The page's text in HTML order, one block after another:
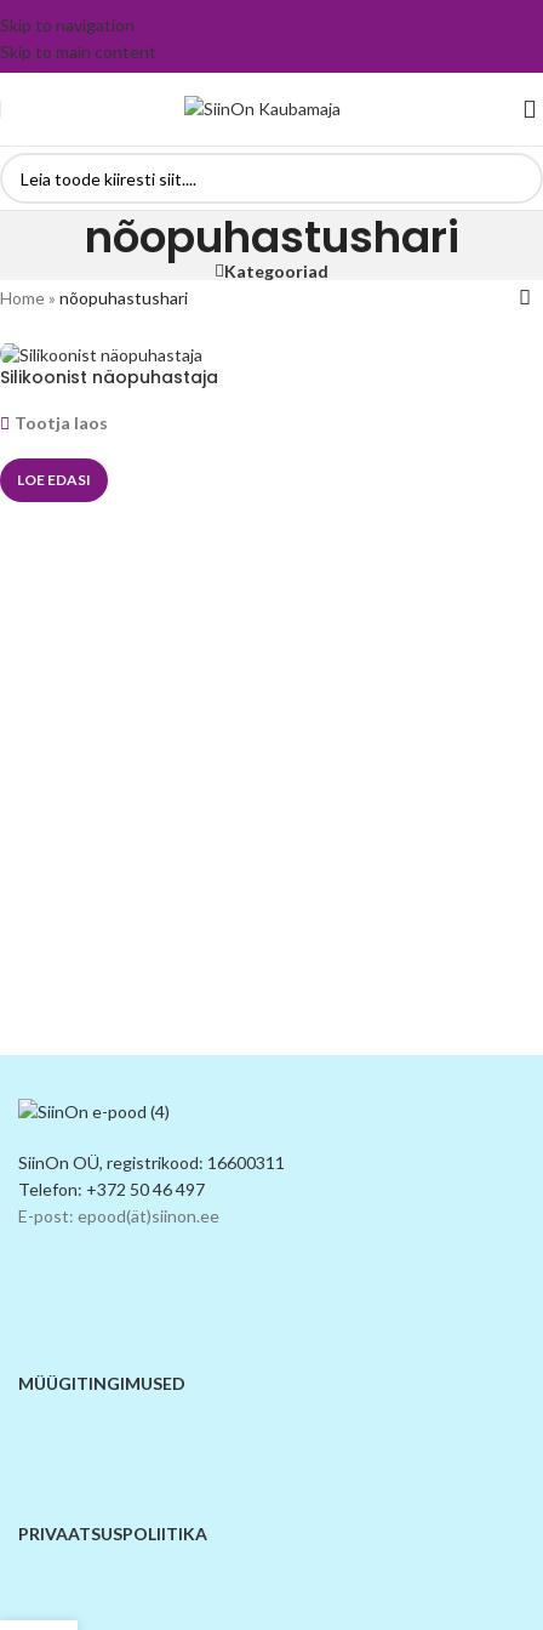
Skip to navigation
Skip to main content
nõopuhastushari
Kategooriad
Home» nõopuhastushari
Silikoonist näopuhastaja
Tootja laos
LOE EDASI
SiinOn OÜ, registrikood: 16600311
Telefon: +372 50 46 497
E-post: epood(ät)siinon.ee
MÜÜGITINGIMUSED
PRIVAATSUSPOLIITIKA